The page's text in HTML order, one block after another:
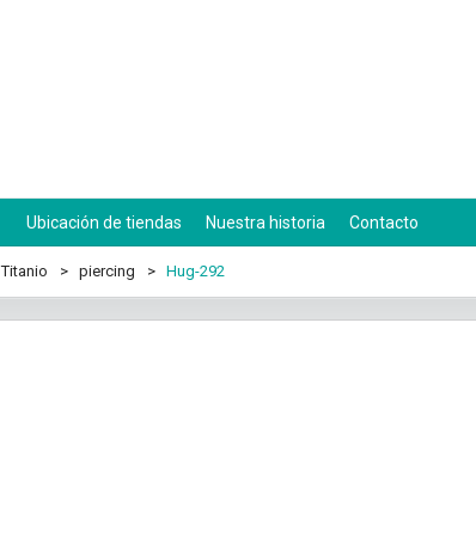
Ubicación de tiendas Nuestra historia Contacto
Titanio piercing Hug-292